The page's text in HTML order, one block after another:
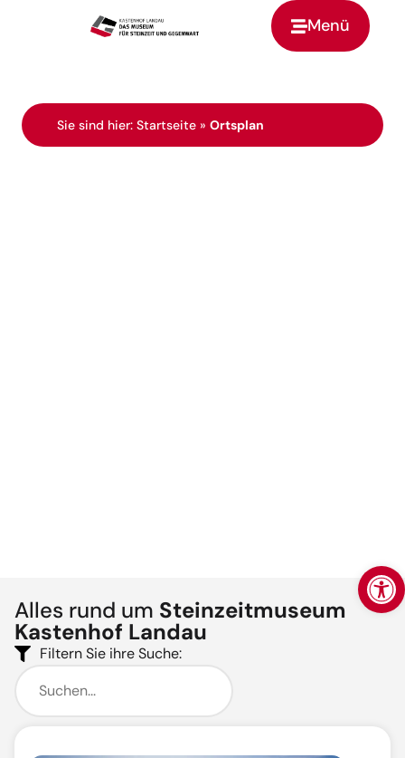
Menü
Zur Startseite
Sie sind hier: Startseite » Ortsplan
Alles rund um Steinzeitmuseum
Kastenhof Landau
Filtern Sie ihre Suche: